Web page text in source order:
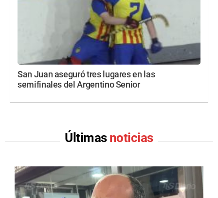
San Juan aseguró tres lugares en las
semifinales del Argentino Senior
Últimas noticias